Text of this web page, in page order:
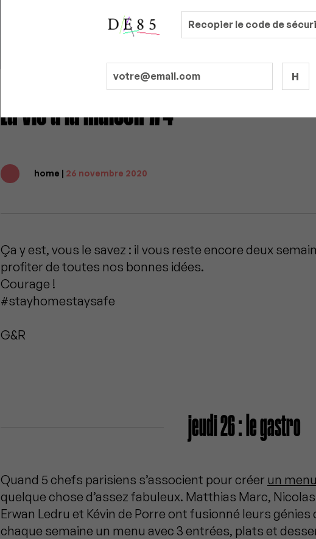
La vie à la maison #4
home | 26 novembre 2020
Ça y est, vous le savez : il vous reste encore deux
profiter de toutes nos bonnes idées.
Courage !
#stayhomestaysafe
G&R
jeudi 26 : le gastro
Quand 5 chefs parisiens s’associent pour créer un
quelque chose d’assez fabuleux. Matthias Marc,
Erwan Ledru et Kévin de Porre ont fusionné leurs
chaque semaine un menu avec 3 entrées, plats et
H